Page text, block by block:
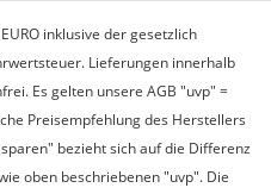
inklusive der gesetzlich
Lieferungen innerhalb
Es gelten unsere AGB "uvp" =
Preisempfehlung des Herstellers
bezieht sich auf die Differenz
oben beschriebenen "uvp". Die